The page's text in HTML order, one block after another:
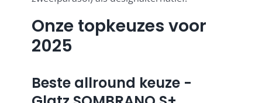
Onze topkeuzes voor
2025
Beste allround keuze -